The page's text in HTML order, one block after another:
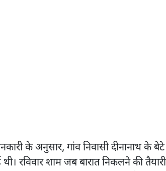
के अनुसार, गांव निवासी दीनानाथ के
रविवार शाम जब बारात निकलने की